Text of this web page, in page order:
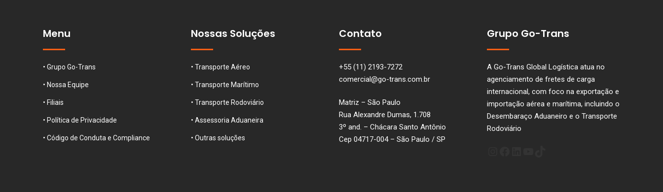
Menu
• Grupo Go-Trans
• Nossa Equipe
• Filiais
• Política de Privacidade
• Código de Conduta e Compliance
Nossas Soluções
• Transporte Aéreo
• Transporte Marítimo
• Transporte Rodoviário
• Assessoria Aduaneira
• Outras soluções
Contato
+55 (11) 2193-7272
comercial@go-trans.com.br
Matriz – São Paulo
Rua Alexandre Dumas, 1.708
3º and. – Chácara Santo Antônio
Cep 04717-004 – São Paulo / SP
Grupo Go-Trans
A Go-Trans Global Logística atua no
agenciamento de fretes de carga
internacional, com foco na exportação e
importação aérea e marítima, incluindo o
Desembaraço Aduaneiro e o Transporte
Rodoviário